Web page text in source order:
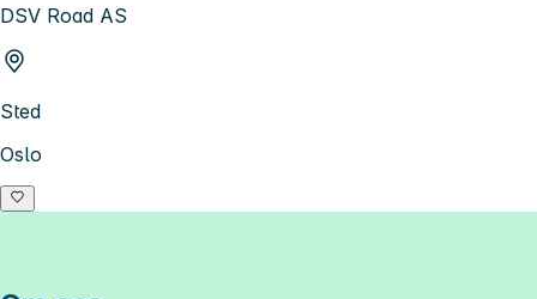
DSV Road AS
Sted
Oslo